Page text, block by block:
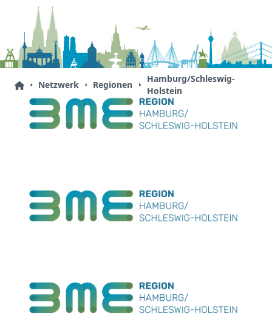
Netzwerk Regionen
Hamburg/Schleswig-
Holstein